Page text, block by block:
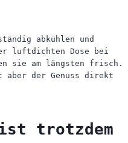
abkühlen und
luftdichten Dose bei
sie am längsten frisch.
aber der Genuss direkt
trotzdem